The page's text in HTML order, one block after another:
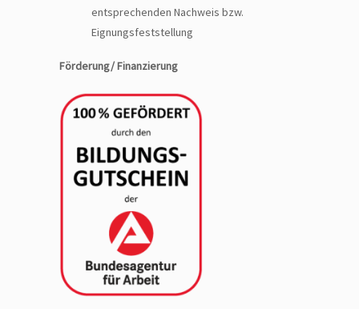
entsprechenden Nachweis bzw.
Eignungsfeststellung
Förderung/ Finanzierung